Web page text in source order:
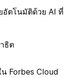
อัตโนมัติด้วย AI ที่
ธิต
Forbes Cloud